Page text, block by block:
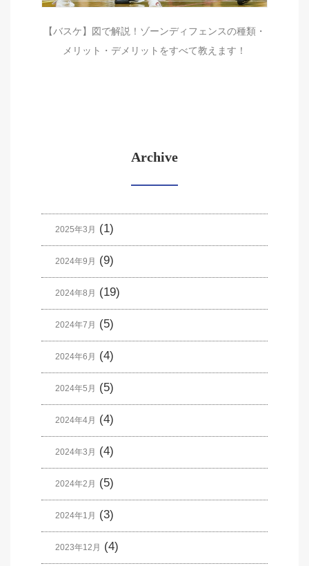
【バスケ】図で解説！ゾーンディフェンスの種類・
メリット・デメリットをすべて教えます！
Archive
2025年3月 (1)
2024年9月 (9)
2024年8月 (19)
2024年7月 (5)
2024年6月 (4)
2024年5月 (5)
2024年4月 (4)
2024年3月 (4)
2024年2月 (5)
2024年1月 (3)
2023年12月 (4)